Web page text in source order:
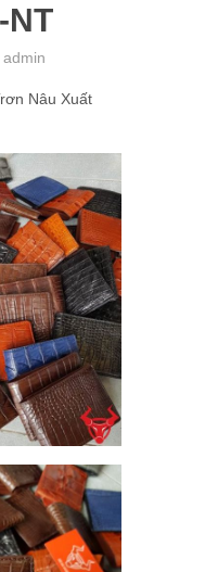
NT
admin
Nâu Xuất